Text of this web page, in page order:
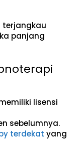
terjangkau
panjang
lisensi
sebelumnya.
terdekat yang